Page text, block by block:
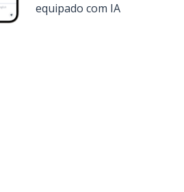
equipado com IA